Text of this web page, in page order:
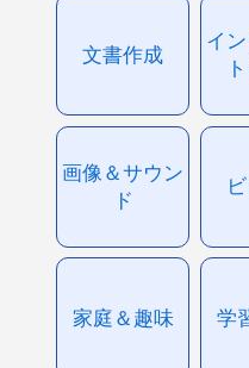
文書作成
イ
画像＆サウン
ド
家庭＆趣味 学